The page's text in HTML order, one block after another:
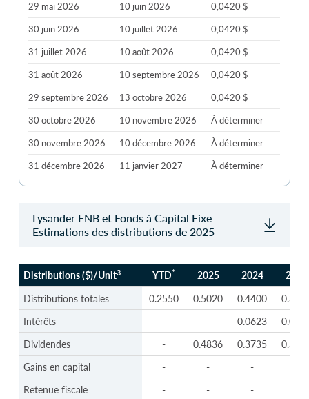
29 mai 2026
10 juin 2026
0,0420 $
30 juin 2026
10 juillet 2026
0,0420 $
31 juillet 2026
10 août 2026
0,0420 $
31 août 2026
10 septembre 2026
0,0420 $
29 septembre 2026
13 octobre 2026
0,0420 $
30 octobre 2026
10 novembre 2026
À déterminer
30 novembre 2026
10 décembre 2026
À déterminer
31 décembre 2026
11 janvier 2027 À déterminer
Lysander FNB et Fonds à Capital Fixe
Estimations des distributions de 2025
Distributions ($)/Unit3 YTD* 2025 2024
2023
Distributions ($)/Unit
3 YTD* 2025 2024 2023
Distributions totales 0.2550 0.5020 0.4400
Intérêts
- - 0.0623
Dividendes
- 0.4836 0.3735
Gains en capital
- - -
Retenue fiscale
- - -